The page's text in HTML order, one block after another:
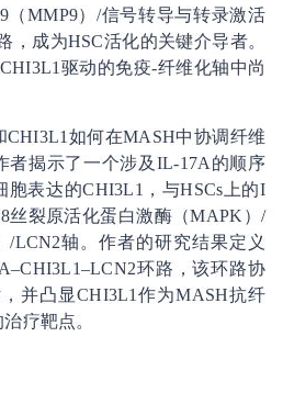
（MMP9）/信号转导与转录激活
，成为HSC活化的关键介导者。
驱动的免疫-纤维化轴中尚
如何在MASH中协调纤维
者揭示了一个涉及IL-17A的顺序
胞表达的CHI3L1，与HSCs上的I
丝裂原活化蛋白激酶（MAPK）/
/LCN2轴。作者的研究结果定义
环路，该环路协
并凸显CHI3L1作为MASH抗纤
疗靶点。